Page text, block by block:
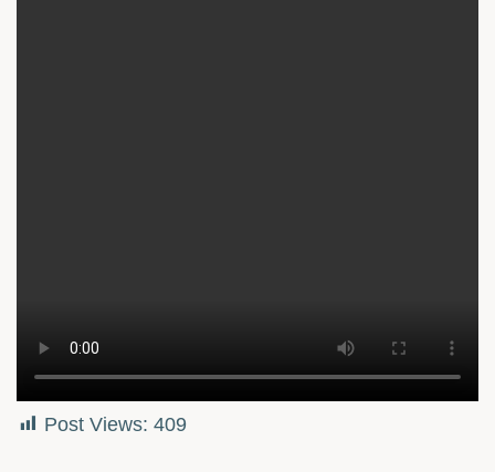
Post Views: 409